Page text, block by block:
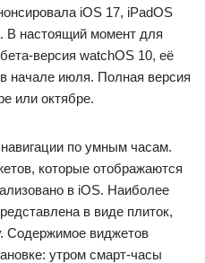
iOS 17, iPadOS
В настоящий момент для
версия watchOS 10, её
начале июля. Полная версия
или октябре.
по умным часам.
которые отображаются
в iOS. Наиболее
в виде плиток,
Содержимое виджетов
утром смарт-часы